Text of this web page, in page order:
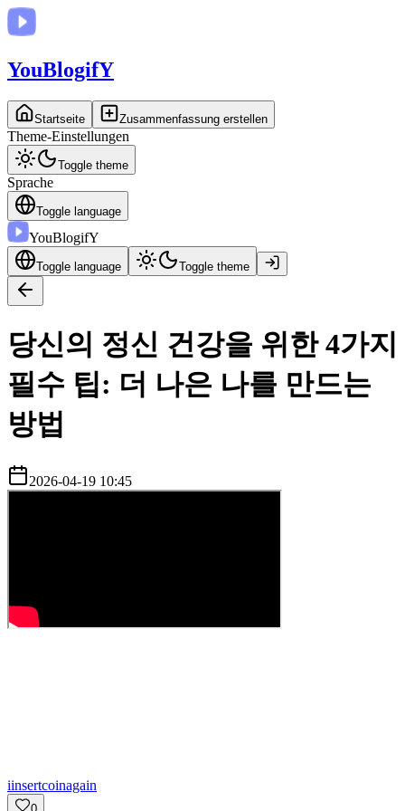
YouBlogifY
Startseite Zusammenfassung erstellen
Theme-Einstellungen
Toggle theme
Sprache
Toggle language
YouBlogifY
Toggle language Toggle theme
당신의 정신 건강을 위한 4가지
필수 팁: 더 나은 나를 만드는
방법
2026-04-19 10:45
iinsertcoinagain